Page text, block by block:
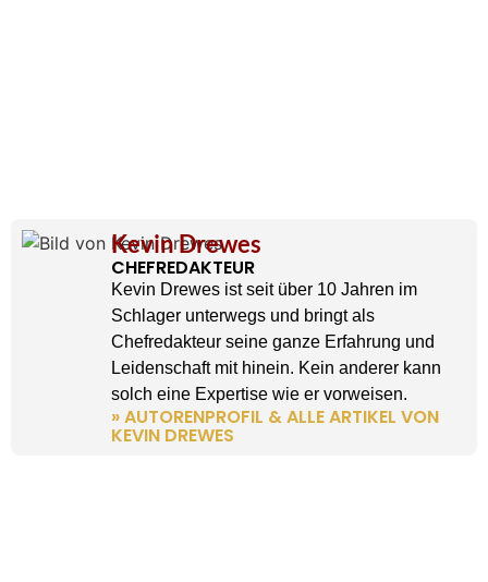
Kevin Drewes
CHEFREDAKTEUR
Kevin Drewes ist seit über 10 Jahren im
Schlager unterwegs und bringt als
Chefredakteur seine ganze Erfahrung und
Leidenschaft mit hinein. Kein anderer kann
solch eine Expertise wie er vorweisen.
» AUTORENPROFIL & ALLE ARTIKEL VON
KEVIN DREWES